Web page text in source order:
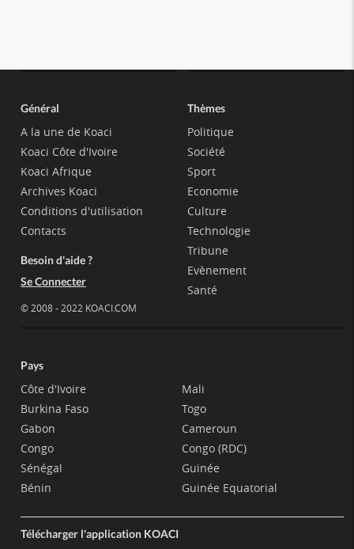
Général
A la une de Koaci
Koaci Côte d'Ivoire
Koaci Afrique
Archives Koaci
Conditions d'utilisation
Contacts
Besoin d'aide ?
Se Connecter
© 2008 - 2022 KOACI.COM
Thèmes
Politique
Société
Sport
Economie
Culture
Technologie
Tribune
Evènement
Santé
Pays
Côte d'Ivoire
Burkina Faso
Gabon
Congo
Sénégal
Bénin
Mali
Togo
Cameroun
Congo (RDC)
Guinée
Guinée Equatorial
Télécharger l'application KOACI